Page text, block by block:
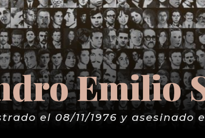
Emilio
el 08/11/1976 y asesinado